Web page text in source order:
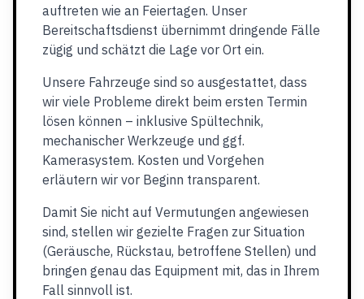
auftreten wie an Feiertagen. Unser
Bereitschaftsdienst übernimmt dringende Fälle
zügig und schätzt die Lage vor Ort ein.
Unsere Fahrzeuge sind so ausgestattet, dass
wir viele Probleme direkt beim ersten Termin
lösen können – inklusive Spültechnik,
mechanischer Werkzeuge und ggf.
Kamerasystem. Kosten und Vorgehen
erläutern wir vor Beginn transparent.
Damit Sie nicht auf Vermutungen angewiesen
sind, stellen wir gezielte Fragen zur Situation
(Geräusche, Rückstau, betroffene Stellen) und
bringen genau das Equipment mit, das in Ihrem
Fall sinnvoll ist.